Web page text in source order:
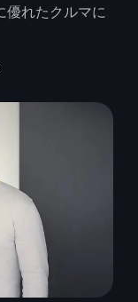
優れたクルマに